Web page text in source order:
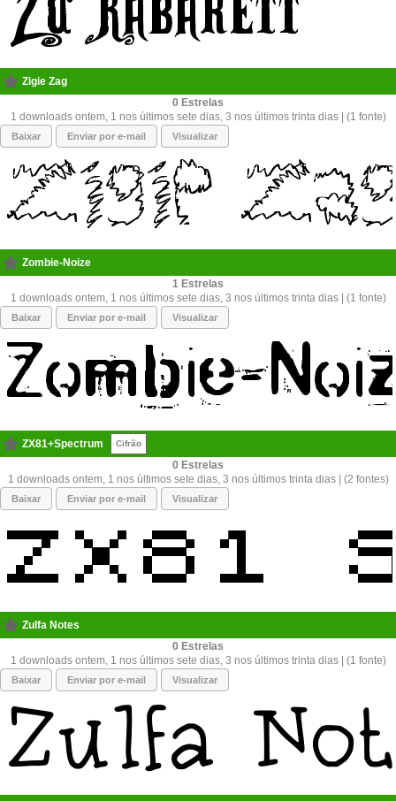
Zigie Zag
0
1 downloads ontem, 1 nos últimos sete dias, 3 nos últimos trinta dias | (1 fonte)
Baixar Enviar por e-mail Visualizar
Zombie-Noize
1
1 downloads ontem, 1 nos últimos sete dias, 3 nos últimos trinta dias | (1 fonte)
Baixar Enviar por e-mail Visualizar
ZX81+Spectrum Cifrão
0
1 downloads ontem, 1 nos últimos sete dias, 3 nos últimos trinta dias | (2 fontes)
Baixar Enviar por e-mail Visualizar
Zulfa Notes
0
1 downloads ontem, 1 nos últimos sete dias, 3 nos últimos trinta dias | (1 fonte)
Baixar Enviar por e-mail Visualizar